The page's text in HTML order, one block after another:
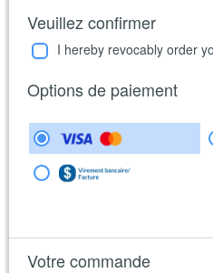
Veuillez confirmer
I hereby revocably order
Options de paiement
Votre commande